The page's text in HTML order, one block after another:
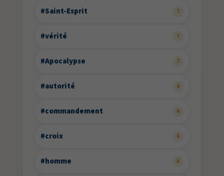
#Saint-Esprit 7
#vérité 7
#Apocalypse 7
#autorité 6
#commandement 6
#croix 6
#homme 6